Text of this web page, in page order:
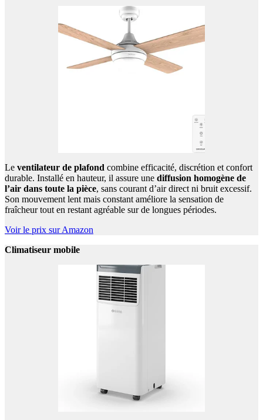
Le ventilateur de plafond combine efficacité, discrétion et confort
durable. Installé en hauteur, il assure une diffusion homogène de
l’air dans toute la pièce, sans courant d’air direct ni bruit excessif.
Son mouvement lent mais constant améliore la sensation de
fraîcheur tout en restant agréable sur de longues périodes.
Voir le prix sur Amazon
Climatiseur mobile